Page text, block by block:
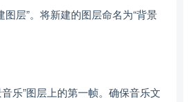
层”。将新建的图层命名为“背景
乐”图层上的第一帧。确保音乐文